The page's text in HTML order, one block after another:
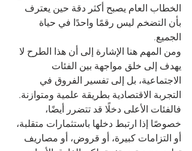
الخطاب العام يصبح أكثر دقة حين يعترف
بأن التضخم ليس رقمًا واحدًا في حياة
الجميع.
ومن المهم هنا الإشارة إلى أن هذا الطرح لا
يهدف إلى خلق مواجهة بين الفئات
الاجتماعية، بل إلى تفسير الفروق في
التجربة الاقتصادية بطريقة علمية ومتوازنة.
فالفئات الأعلى دخلًا قد تتضرر أيضًا،
خصوصًا إذا ارتبط دخلها باستثمارات متقلبة،
أو التزامات كبيرة، أو قروض، أو مصاريف